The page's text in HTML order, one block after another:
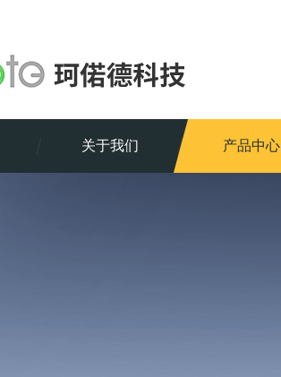
关于我们 产品中心